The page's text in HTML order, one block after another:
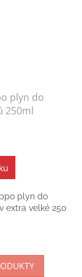
plyn do
250ml
plyn do
extra velké 250